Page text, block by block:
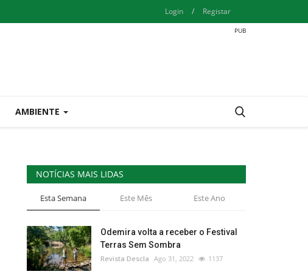
Login / Registar
AMBIENTE
NOTÍCIAS MAIS LIDAS
Esta Semana Este Mês Este Ano
Odemira volta a receber o Festival
Terras Sem Sombra
Revista Descla Ago 31, 2022 1137